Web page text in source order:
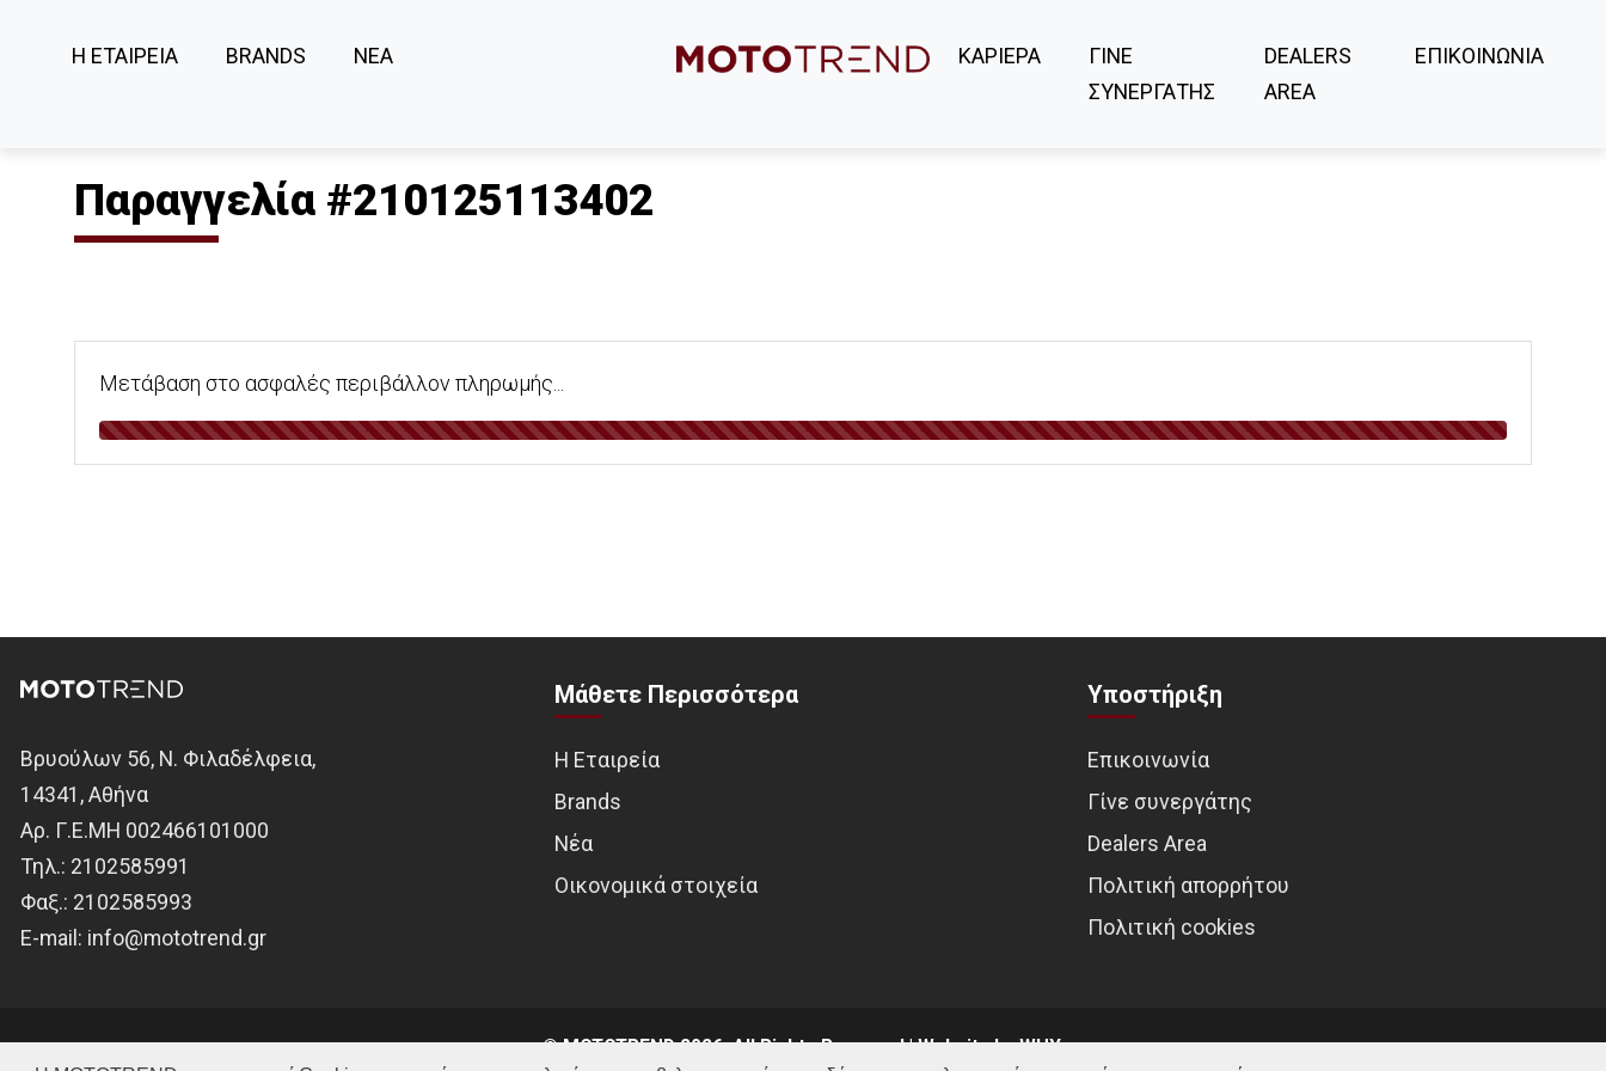
Η ΕΤΑΙΡΕΙΑ BRANDS ΝΕΑ ΚΑΡΙΕΡΑ
ΓΙΝΕ
ΣΥΝΕΡΓΑΤΗΣ
DEALERS
AREA
ΕΠΙΚΟΙΝΩΝΙΑ
Παραγγελία #210125113402
Μετάβαση στο ασφαλές περιβάλλον πληρωμής...
Βρυούλων 56, Ν. Φιλαδέλφεια,
14341, Αθήνα
Αρ. Γ.Ε.ΜΗ 002466101000
Τηλ.: 2102585991
Φαξ.: 2102585993
Ε-mail: info@mototrend.gr
Μάθετε Περισσότερα
Η Εταιρεία
Brands
Νέα
Οικονομικά στοιχεία
Υποστήριξη
Επικοινωνία
Γίνε συνεργάτης
Dealers Area
Πολιτική απορρήτου
Πολιτική cookies
© MOTOTREND 2026. All Rights Reserved | Website byWHY.